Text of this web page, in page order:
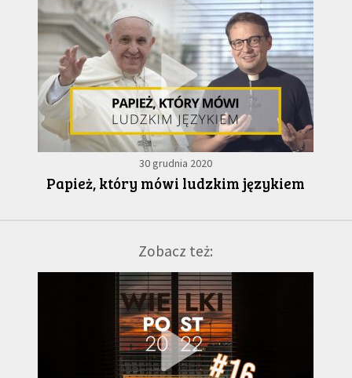
30 grudnia 2020
Papież, który mówi ludzkim językiem
Zobacz też: